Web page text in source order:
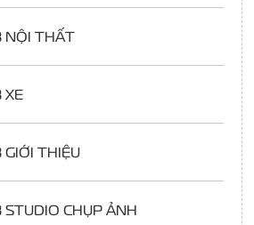
NỘI THẤT
XE
THIỆU
CHỤP ẢNH